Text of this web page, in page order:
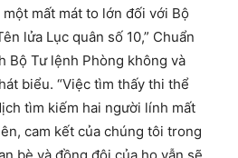
mất mát to lớn đối với Bộ
lửa Lục quân số 10,” Chuẩn
Bộ Tư lệnh Phòng không và
biểu. “Việc tìm thấy thi thể
tìm kiếm hai người lính mất
cam kết của chúng tôi trong